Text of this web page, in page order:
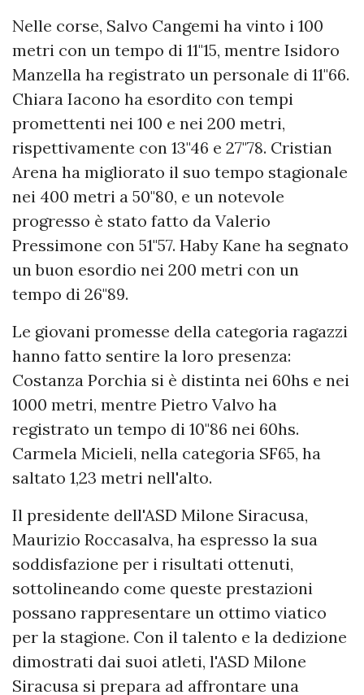
Nelle corse, Salvo Cangemi ha vinto i 100
metri con un tempo di 11"15, mentre Isidoro
Manzella ha registrato un personale di 11"66.
Chiara Iacono ha esordito con tempi
promettenti nei 100 e nei 200 metri,
rispettivamente con 13"46 e 27"78. Cristian
Arena ha migliorato il suo tempo stagionale
nei 400 metri a 50"80, e un notevole
progresso è stato fatto da Valerio
Pressimone con 51"57. Haby Kane ha segnato
un buon esordio nei 200 metri con un
tempo di 26"89.
Le giovani promesse della categoria ragazzi
hanno fatto sentire la loro presenza:
Costanza Porchia si è distinta nei 60hs e nei
1000 metri, mentre Pietro Valvo ha
registrato un tempo di 10"86 nei 60hs.
Carmela Micieli, nella categoria SF65, ha
saltato 1,23 metri nell'alto.
Il presidente dell'ASD Milone Siracusa,
Maurizio Roccasalva, ha espresso la sua
soddisfazione per i risultati ottenuti,
sottolineando come queste prestazioni
possano rappresentare un ottimo viatico
per la stagione. Con il talento e la dedizione
dimostrati dai suoi atleti, l'ASD Milone
Siracusa si prepara ad affrontare una